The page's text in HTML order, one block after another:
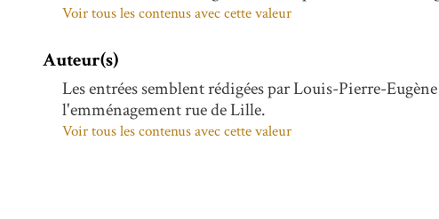
Voir tous les contenus avec cette valeur
Auteur(s)
Les entrées semblent rédigées par Louis-Pierre-
l'emménagement rue de Lille.
Voir tous les contenus avec cette valeur